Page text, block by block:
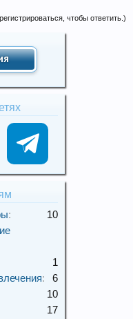
чтобы ответить.)
:
10
1
:
6
10
17